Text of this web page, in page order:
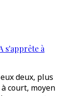
s'apprête à
deux, plus
court, moyen